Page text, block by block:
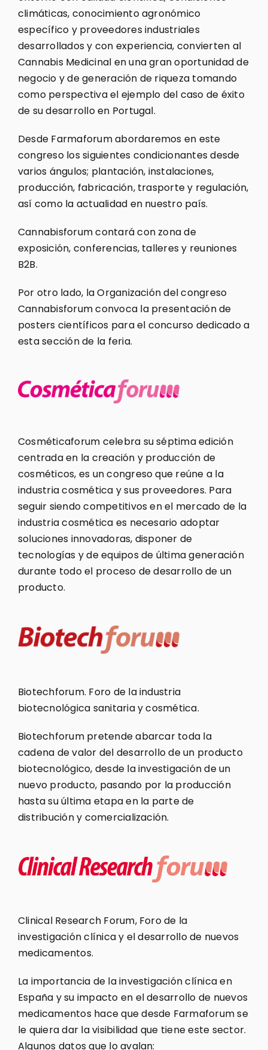
climáticas, conocimiento agronómico
específico y proveedores industriales
desarrollados y con experiencia, convierten al
Cannabis Medicinal en una gran oportunidad de
negocio y de generación de riqueza tomando
como perspectiva el ejemplo del caso de éxito
de su desarrollo en Portugal.
Desde Farmaforum abordaremos en este
congreso los siguientes condicionantes desde
varios ángulos; plantación, instalaciones,
producción, fabricación, trasporte y regulación,
así como la actualidad en nuestro país.
Cannabisforum contará con zona de
exposición, conferencias, talleres y reuniones
B2B.
Por otro lado, la Organización del congreso
Cannabisforum convoca la presentación de
posters científicos para el concurso dedicado a
esta sección de la feria.
Cosméticaforum celebra su séptima edición
centrada en la creación y producción de
cosméticos, es un congreso que reúne a la
industria cosmética y sus proveedores. Para
seguir siendo competitivos en el mercado de la
industria cosmética es necesario adoptar
soluciones innovadoras, disponer de
tecnologías y de equipos de última generación
durante todo el proceso de desarrollo de un
producto.
Biotechforum. Foro de la industria
biotecnológica sanitaria y cosmética.
Biotechforum pretende abarcar toda la
cadena de valor del desarrollo de un producto
biotecnológico, desde la investigación de un
nuevo producto, pasando por la producción
hasta su última etapa en la parte de
distribución y comercialización.
Clinical Research Forum, Foro de la
investigación clínica y el desarrollo de nuevos
medicamentos.
La importancia de la investigación clínica en
España y su impacto en el desarrollo de nuevos
medicamentos hace que desde Farmaforum se
le quiera dar la visibilidad que tiene este sector.
Algunos datos que lo avalan: